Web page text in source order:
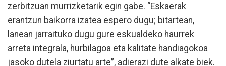
zerbitzuan murrizketarik egin gabe. “Eskaerak
erantzun baikorra izatea espero dugu; bitartean,
lanean jarraituko dugu gure eskualdeko haurrek
arreta integrala, hurbilagoa eta kalitate handiagokoa
jasoko dutela ziurtatu arte”, adierazi dute alkate biek.